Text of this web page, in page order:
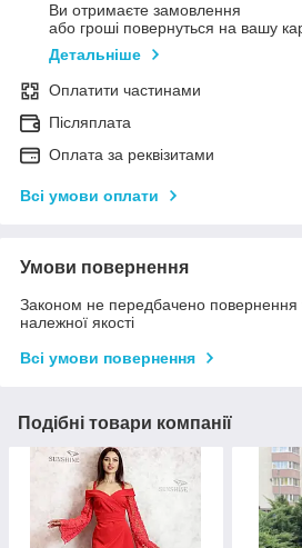
Ви отримаєте замовлення
або гроші повернуться на вашу
Детальніше
Оплатити частинами
Післяплата
Оплата за реквізитами
Всі умови оплати
Умови повернення
Законом не передбачено повернення
належної якості
Всі умови повернення
Подібні товари компанії